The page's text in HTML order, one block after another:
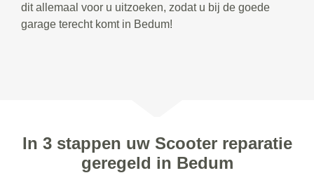
dit allemaal voor u uitzoeken, zodat u bij de goede
garage terecht komt in Bedum!
In 3 stappen uw Scooter reparatie
geregeld in Bedum